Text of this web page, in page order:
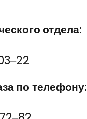
отдела:
по телефону: